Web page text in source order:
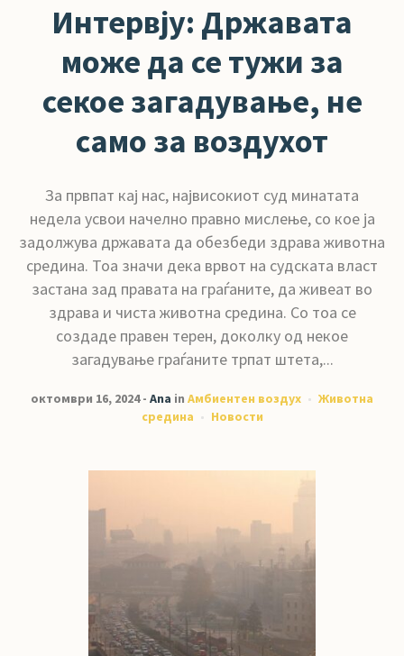
Интервју: Државата
може да се тужи за
секое загадување, не
само за воздухот
За првпат кај нас, највисокиот суд минатата
недела усвои начелно правно мислење, со кое ја
задолжува државата да обезбеди здрава животна
средина. Тоа значи дека врвот на судската власт
застана зад правата на граѓаните, да живеат во
здрава и чиста животна средина. Со тоа се
создаде правен терен, доколку од некое
загадување граѓаните трпат штета,...
октомври 16, 2024 Ana in Амбиентен воздух
Животна
средина
Новости